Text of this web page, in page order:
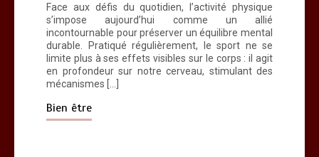
Face aux défis du quotidien, l’activité physique
s’impose aujourd’hui comme un allié
incontournable pour préserver un équilibre mental
durable. Pratiqué régulièrement, le sport ne se
limite plus à ses effets visibles sur le corps : il agit
en profondeur sur notre cerveau, stimulant des
mécanismes […]
Bien être